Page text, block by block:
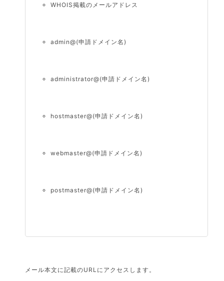
WHOIS掲載のメールアドレス
admin@(申請ドメイン名)
administrator@(申請ドメイン名)
hostmaster@(申請ドメイン名)
webmaster@(申請ドメイン名)
postmaster@(申請ドメイン名)
メール本文に記載のURLにアクセスします。